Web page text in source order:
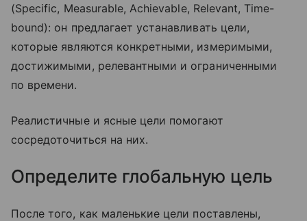
(Specific, Measurable, Achievable, Relevant, Time-
bound): он предлагает устанавливать цели,
которые являются конкретными, измеримыми,
достижимыми, релевантными и ограниченными
по времени.
Реалистичные и ясные цели помогают
сосредоточиться на них.
Определите глобальную цель
После того, как маленькие цели поставлены,